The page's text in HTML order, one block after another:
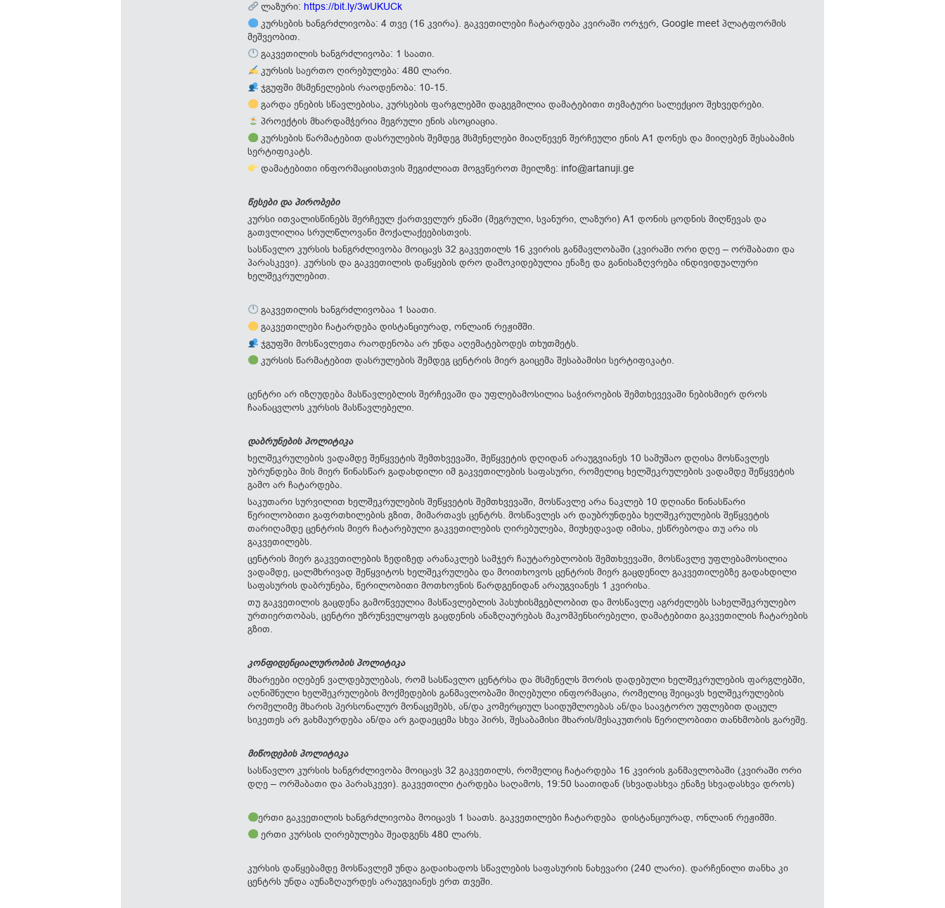
ლაზური: https://bit.ly/3wUKUCk
კურსების ხანგრძლივობა: 4 თვე (16 კვირა). გაკვეთილები ჩატარდება კვირაში ორჯერ, Google meet პლატფორმის
მეშვეობით.
გაკვეთილის ხანგრძლივობა: 1 საათი.
კურსის საერთო ღირებულება: 480 ლარი.
ჯგუფში მსმენელების რაოდენობა: 10-15.
გარდა ენების სწავლებისა, კურსების ფარგლებში დაგეგმილია დამატებითი თემატური სალექციო შეხვედრები.
პროექტის მხარდამჭერია მეგრული ენის ასოციაცია.
კურსების წარმატებით დასრულების შემდეგ მსმენელები მიაღწევენ შერჩეული ენის A1 დონეს და მიიღებენ შესაბამის
სერტიფიკატს.
დამატებითი ინფორმაციისთვის შეგიძლიათ მოგვწეროთ მეილზე: info@artanuji.ge
წესები და პირობები
კურსი ითვალისწინებს შერჩეულ ქართველურ ენაში (მეგრული, სვანური, ლაზური) A1 დონის ცოდნის მიღწევას და
გათვლილია სრულწლოვანი მოქალაქეებისთვის.
სასწავლო კურსის ხანგრძლივობა მოიცავს 32 გაკვეთილს 16 კვირის განმავლობაში (კვირაში ორი დღე – ორშაბათი და
პარასკევი). კურსის და გაკვეთილის დაწყების დრო დამოკიდებულია ენაზე და განისაზღვრება ინდივიდუალური
ხელშეკრულებით.
გაკვეთილის ხანგრძლივობაა 1 საათი.
გაკვეთილები ჩატარდება დისტანციურად, ონლაინ რეჟიმში.
ჯგუფში მოსწავლეთა რაოდენობა არ უნდა აღემატებოდეს თხუთმეტს.
კურსის წარმატებით დასრულების შემდეგ ცენტრის მიერ გაიცემა შესაბამისი სერტიფიკატი.
ცენტრი არ იზღუდება მასწავლებლის შერჩევაში და უფლებამოსილია საჭიროების შემთხევევაში ნებისმიერ დროს
ჩაანაცვლოს კურსის მასწავლებელი.
დაბრუნების პოლიტიკა
ხელშეკრულების ვადამდე შეწყვეტის შემთხვევაში, შეწყვეტის დღიდან არაუგვიანეს 10 სამუშაო დღისა მოსწავლეს
უბრუნდება მის მიერ წინასწარ გადახდილი იმ გაკვეთილების საფასური, რომელიც ხელშეკრულების ვადამდე შეწყვეტის
გამო არ ჩატარდება.
საკუთარი სურვილით ხელშეკრულების შეწყვეტის შემთხვევაში, მოსწავლე არა ნაკლებ 10 დღიანი წინასწარი
წერილობითი გაფრთხილების გზით, მიმართავს ცენტრს. მოსწავლეს არ დაუბრუნდება ხელშეკრულების შეწყვეტის
თარიღამდე ცენტრის მიერ ჩატარებული გაკვეთილების ღირებულება, მიუხედავად იმისა, ესწრებოდა თუ არა ის
გაკვეთილებს.
ცენტრის მიერ გაკვეთილების ზედიზედ არანაკლებ სამჯერ ჩაუტარებლობის შემთხვევაში, მოსწავლე უფლებამოსილია
ვადამდე, ცალმხრივად შეწყვიტოს ხელშეკრულება და მოითხოვოს ცენტრის მიერ გაცდენილ გაკვეთილებზე გადახდილი
საფასურის დაბრუნება, წერილობითი მოთხოვნის წარდგენიდან არაუგვიანეს 1 კვირისა.
თუ გაკვეთილის გაცდენა გამოწვეულია მასწავლებლის პასუხისმგებლობით და მოსწავლე აგრძელებს სახელშეკრულებო
ურთიერთობას, ცენტრი უზრუნველყოფს გაცდენის ანაზღაურებას მაკომპენსირებელი, დამატებითი გაკვეთილის ჩატარების
გზით.
კონფიდენციალურობის პოლიტიკა
მხარეები იღებენ ვალდებულებას, რომ სასწავლო ცენტრსა და მსმენელს შორის დადებული ხელშეკრულების ფარგლებში,
აღნიშნული ხელშეკრულების მოქმედების განმავლობაში მიღებული ინფორმაცია, რომელიც შეიცავს ხელშეკრულების
რომელიმე მხარის პერსონალურ მონაცემებს, ან/და კომერციულ საიდუმლოებას ან/და საავტორო უფლებით დაცულ
სიკეთეს არ გახმაურდება ან/და არ გადაეცემა სხვა პირს, შესაბამისი მხარის/მესაკუთრის წერილობითი თანხმობის გარეშე.
მიწოდების პოლიტიკა
სასწავლო კურსის ხანგრძლივობა მოიცავს 32 გაკვეთილს, რომელიც ჩატარდება 16 კვირის განმავლობაში (კვირაში ორი
დღე – ორშაბათი და პარასკევი). გაკვეთილი ტარდება საღამოს, 19:50 საათიდან (სხვადასხვა ენაზე სხვადასხვა დროს)
ერთი გაკვეთილის ხანგრძლივობა მოიცავს 1 საათს. გაკვეთილები ჩატარდება დისტანციურად, ონლაინ რეჟიმში.
ერთი კურსის ღირებულება შეადგენს 480 ლარს.
კურსის დაწყებამდე მოსწავლემ უნდა გადაიხადოს სწავლების საფასურის ნახევარი (240 ლარი). დარჩენილი თანხა კი
ცენტრს უნდა აუნაზღაურდეს არაუგვიანეს ერთ თვეში.